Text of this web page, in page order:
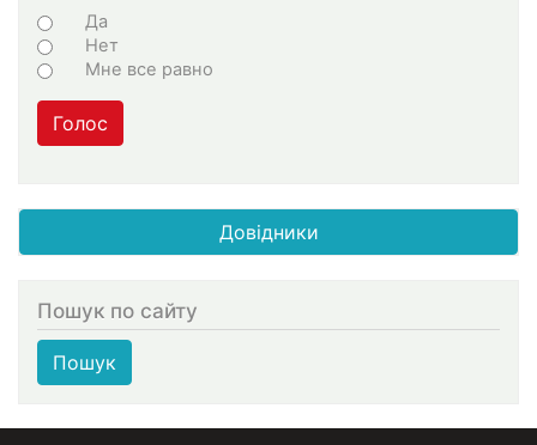
Choices
Да
Нет
Мне все равно
Голос
Довідники
Пошук по сайту
Пошук